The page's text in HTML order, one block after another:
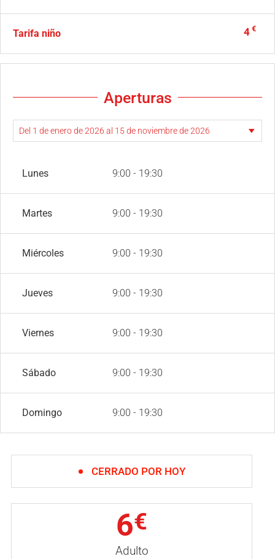
Tarifa niño 4 €
Aperturas
Lunes 9:00 - 19:30
Martes 9:00 - 19:30
Miércoles 9:00 - 19:30
Jueves 9:00 - 19:30
Viernes 9:00 - 19:30
Sábado 9:00 - 19:30
Domingo 9:00 - 19:30
CERRADO POR HOY
6€
Adulto